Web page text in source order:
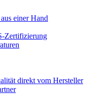
einer Hand
Zertifizierung
direkt vom Hersteller